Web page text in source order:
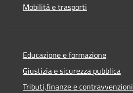
Mobilità e trasporti
Educazione e formazione
Giustizia e sicurezza pubblica
Tributi,finanze e contravvenzioni